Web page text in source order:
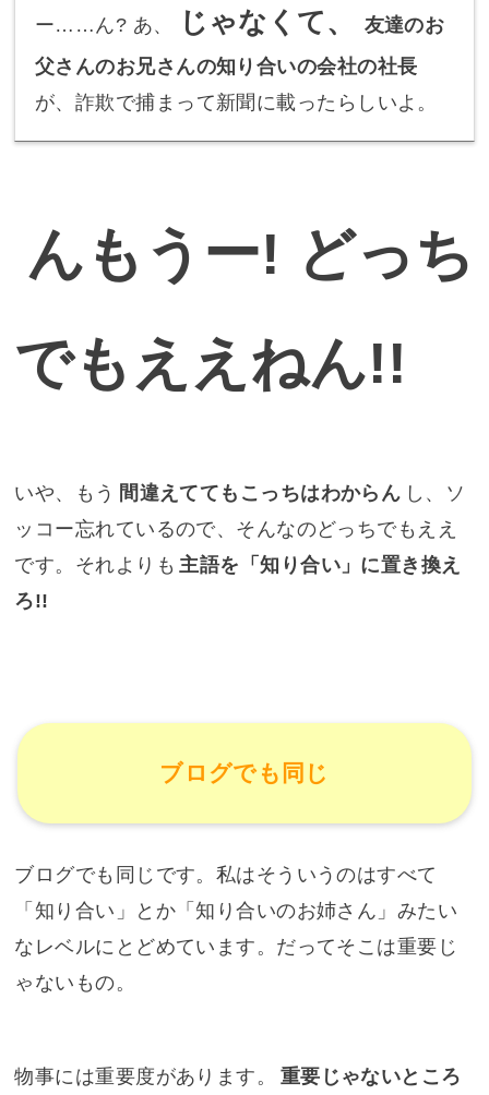
ー……ん? あ、 じゃなくて、
友達のお
父さんのお兄さんの知り合いの会社の社長
が、詐欺で捕まって新聞に載ったらしいよ。
んもうー! どっち
でもええねん!!
いや、もう 間違えててもこっちはわからん し、ソ
ッコー忘れているので、そんなのどっちでもええ
です。それよりも 主語を「知り合い」に置き換え
ろ!!
ブログでも同じ
ブログでも同じです。私はそういうのはすべて
「知り合い」とか「知り合いのお姉さん」みたい
なレベルにとどめています。だってそこは重要じ
ゃないもの。
物事には重要度があります。
重要じゃないところ